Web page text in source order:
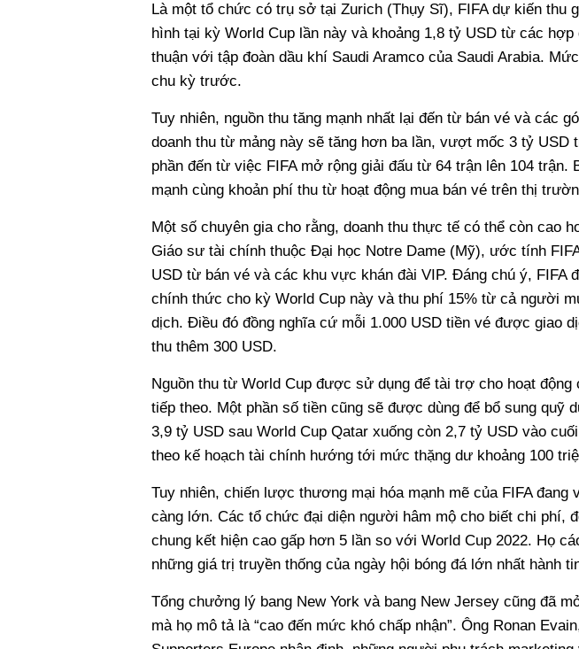
Là một tổ chức có trụ sở tại Zurich (Thụy Sĩ), FIFA dự kiến thu
hình tại kỳ World Cup lần này và khoảng 1,8 tỷ USD từ các
thuận với tập đoàn dầu khí Saudi Aramco của Saudi Arabia.
chu kỳ trước.
Tuy nhiên, nguồn thu tăng mạnh nhất lại đến từ bán vé và các
doanh thu từ mảng này sẽ tăng hơn ba lần, vượt mốc 3 tỷ USD
phần đến từ việc FIFA mở rộng giải đấu từ 64 trận lên 104 trận.
mạnh cùng khoản phí thu từ hoạt động mua bán vé trên thị
Một số chuyên gia cho rằng, doanh thu thực tế có thể còn cao
Giáo sư tài chính thuộc Đại học Notre Dame (Mỹ), ước tính
USD từ bán vé và các khu vực khán đài VIP. Đáng chú ý, FIFA
chính thức cho kỳ World Cup này và thu phí 15% từ cả người
dịch. Điều đó đồng nghĩa cứ mỗi 1.000 USD tiền vé được giao
thu thêm 300 USD.
Nguồn thu từ World Cup được sử dụng để tài trợ cho hoạt động
tiếp theo. Một phần số tiền cũng sẽ được dùng để bổ sung quỹ
3,9 tỷ USD sau World Cup Qatar xuống còn 2,7 tỷ USD vào
theo kế hoạch tài chính hướng tới mức thặng dư khoảng 100
Tuy nhiên, chiến lược thương mại hóa mạnh mẽ của FIFA đang
càng lớn. Các tổ chức đại diện người hâm mộ cho biết chi phí,
chung kết hiện cao gấp hơn 5 lần so với World Cup 2022. Họ
những giá trị truyền thống của ngày hội bóng đá lớn nhất hành
Tổng chưởng lý bang New York và bang New Jersey cũng đã
mà họ mô tả là “cao đến mức khó chấp nhận”. Ông Ronan